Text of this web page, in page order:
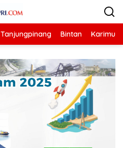
Tanjungpinang Bintan Karimun